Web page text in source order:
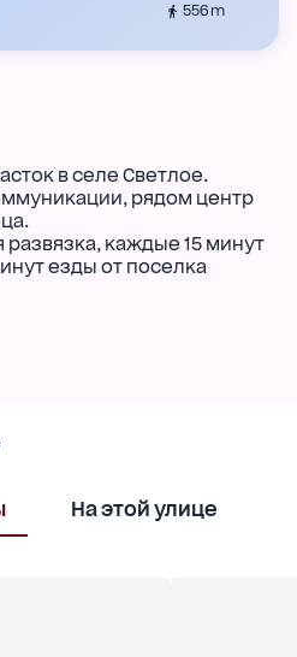
556 m
в селе Светлое.
рядом центр
каждые 15 минут
езды от поселка
На этой улице